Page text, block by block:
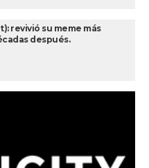
revivió su meme más
después.